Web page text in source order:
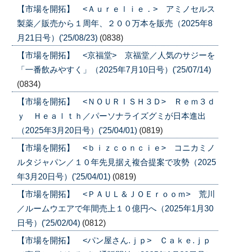
【市場を開拓】 <Ａｕｒｅｌｉｅ．> アミノセルス
製薬／販売から１周年、２００万本を販売（2025年8
月21日号）('25/08/23) (0838)
【市場を開拓】 <京福堂> 京福堂／人気のサジーを
「一番飲みやすく」（2025年7月10日号）('25/07/14)
(0834)
【市場を開拓】 <ＮＯＵＲＩＳＨ３Ｄ> Ｒｅｍ３ｄ
ｙ Ｈｅａｌｔｈ／パーソナライズグミが日本進出
（2025年3月20日号）('25/04/01) (0819)
【市場を開拓】 <ｂｉｚｃｏｎｃｉｅ> コニカミノ
ルタジャパン／１０年先見据え複合提案で攻勢（2025
年3月20日号）('25/04/01) (0819)
【市場を開拓】 <ＰＡＵＬ＆ＪＯＥｒｏｏｍ> 荒川
／ルームウエアで年間売上１０億円へ（2025年1月30
日号）('25/02/04) (0812)
【市場を開拓】 <パン屋さん.ｊｐ> Ｃａｋｅ.ｊｐ